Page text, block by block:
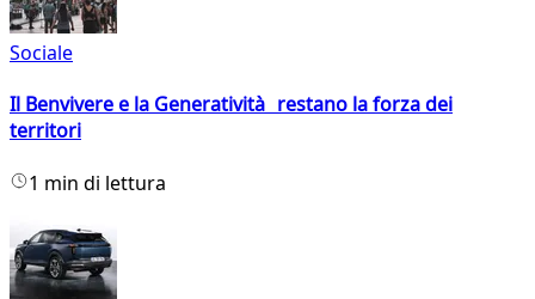
Sociale
Il Benvivere e la Generatività restano la forza dei
territori
1 min di lettura